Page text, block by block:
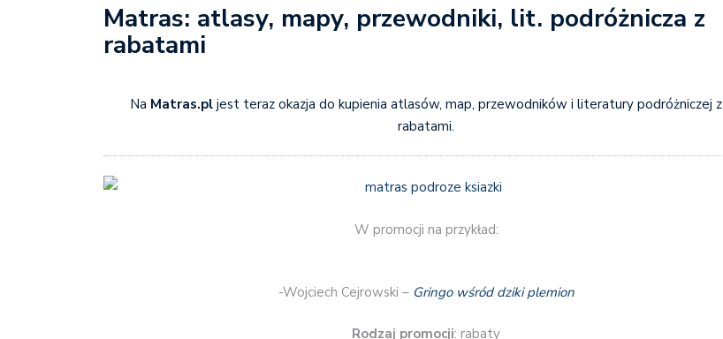
Matras: atlasy, mapy, przewodniki, lit. podróżnicza z
rabatami
Na Matras.pl jest teraz okazja do kupienia atlasów, map, przewodników i literatury podróżniczej z
rabatami.
W promocji na przykład:
-Wojciech Cejrowski – Gringo wśród dziki plemion
Rodzaj promocji: rabaty